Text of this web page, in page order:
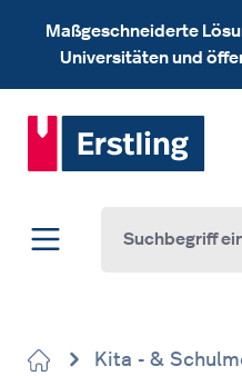
Zum Hauptinhalt springen
Maßgeschneiderte
Universitäten und
Kita - &